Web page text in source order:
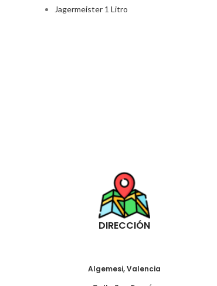
Jagermeister 1 Litro
DIRECCIÓN
Algemesi, Valencia